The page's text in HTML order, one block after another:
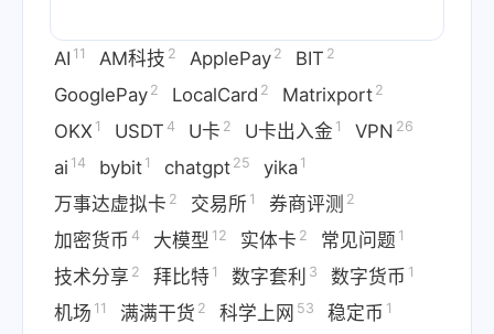
AI 11 AM科技 2 ApplePay 2 BIT 2
GooglePay 2 LocalCard 2 Matrixport 2
OKX 1 USDT 4 U卡 2 U卡出入金 1 VPN 26
ai 14 bybit 1 chatgpt 25 yika 1
万事达虚拟卡 2 交易所 1 券商评测 2
加密货币 4 大模型 12 实体卡 2 常见问题 1
技术分享 2 拜比特 1 数字套利 3 数字货币 1
机场 11 满满干货 2 科学上网 53 稳定币 1